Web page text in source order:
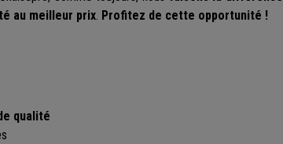
au meilleur prix. Profitez de cette opportunité !
qualité